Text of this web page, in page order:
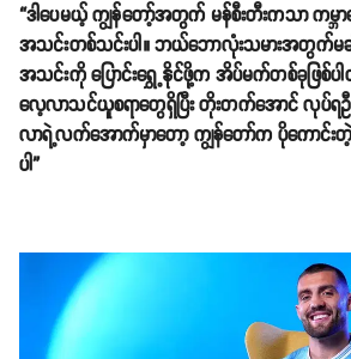
“ဒါပေမယ့် ကျွန်တော့်အတွက် မန်စီးတီးကသာ ကမ္ဘာ
အသင်းတစ်သင်းပါ။ ဘယ်ဘောလုံးသမားအတွက်
အသင်းကို ပြောင်းရွှေ့နိုင်ဖို့က အိပ်မက်တစ်ခုဖြစ်
လေ့လာသင်ယူစရာတွေရှိပြီး တိုးတက်အောင် လုပ်ရဦး
လာရဲ့လက်အောက်မှာတော့ ကျွန်တော်က ပိုကောင်းတဲ့
ပါ”